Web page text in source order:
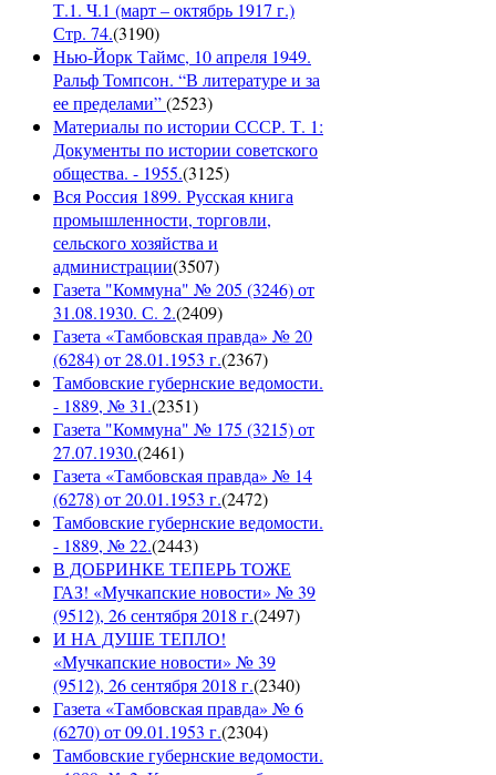
Т.1. Ч.1 (март – октябрь 1917 г.)
Стр. 74.(3190)
Нью-Йорк Таймс, 10 апреля 1949.
Ральф Томпсон. “В литературе и за
ее пределами”(2523)
Материалы по истории СССР. Т. 1:
Документы по истории советского
общества. - 1955.(3125)
Вся Россия 1899. Русская книга
промышленности, торговли,
сельского хозяйства и
администрации(3507)
Газета "Коммуна" № 205 (3246) от
31.08.1930. С. 2.(2409)
Газета «Тамбовская правда» № 20
(6284) от 28.01.1953 г.(2367)
Тамбовские губернские ведомости.
- 1889, № 31.(2351)
Газета "Коммуна" № 175 (3215) от
27.07.1930.(2461)
Газета «Тамбовская правда» № 14
(6278) от 20.01.1953 г.(2472)
Тамбовские губернские ведомости.
- 1889, № 22.(2443)
В ДОБРИНКЕ ТЕПЕРЬ ТОЖЕ
ГАЗ! «Мучкапские новости» № 39
(9512), 26 сентября 2018 г.(2497)
И НА ДУШЕ ТЕПЛО!
«Мучкапские новости» № 39
(9512), 26 сентября 2018 г.(2340)
Газета «Тамбовская правда» № 6
(6270) от 09.01.1953 г.(2304)
Тамбовские губернские ведомости.